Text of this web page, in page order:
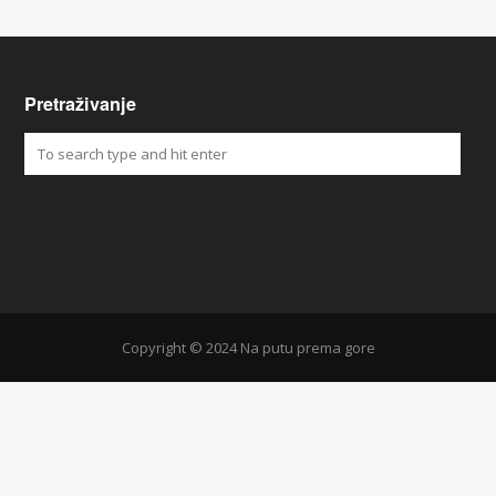
Pretraživanje
Copyright © 2024 Na putu prema gore